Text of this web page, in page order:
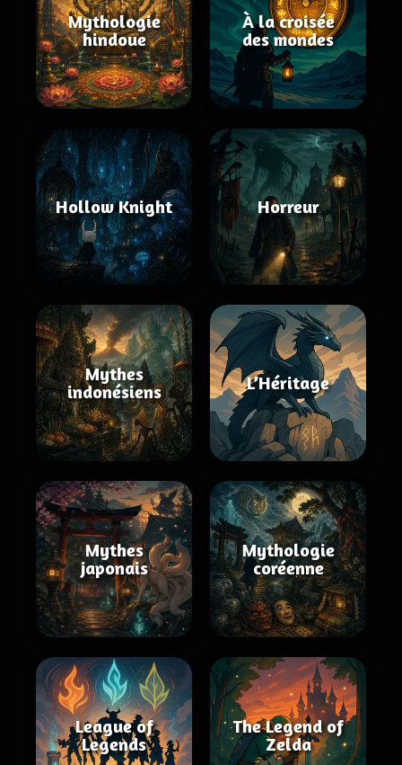
Mythologie
hindoue
À la croisée
des mondes
Hollow Knight Horreur
Mythes
indonésiens
L’Héritage
Mythes
japonais
Mythologie
coréenne
League of
Legends
The Legend of
Zelda